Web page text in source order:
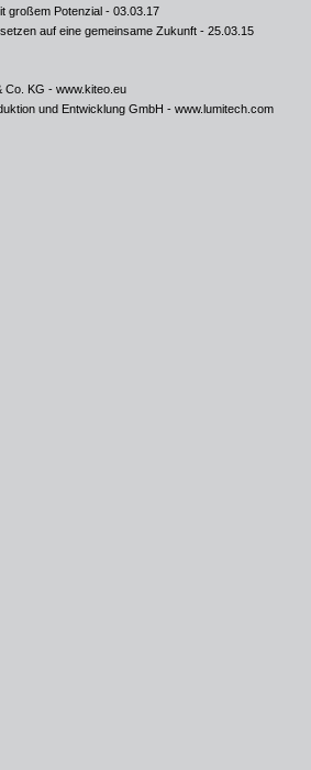
großem Potenzial - 03.03.17
auf eine gemeinsame Zukunft - 25.03.15
Co. KG - www.kiteo.eu
und Entwicklung GmbH - www.lumitech.com